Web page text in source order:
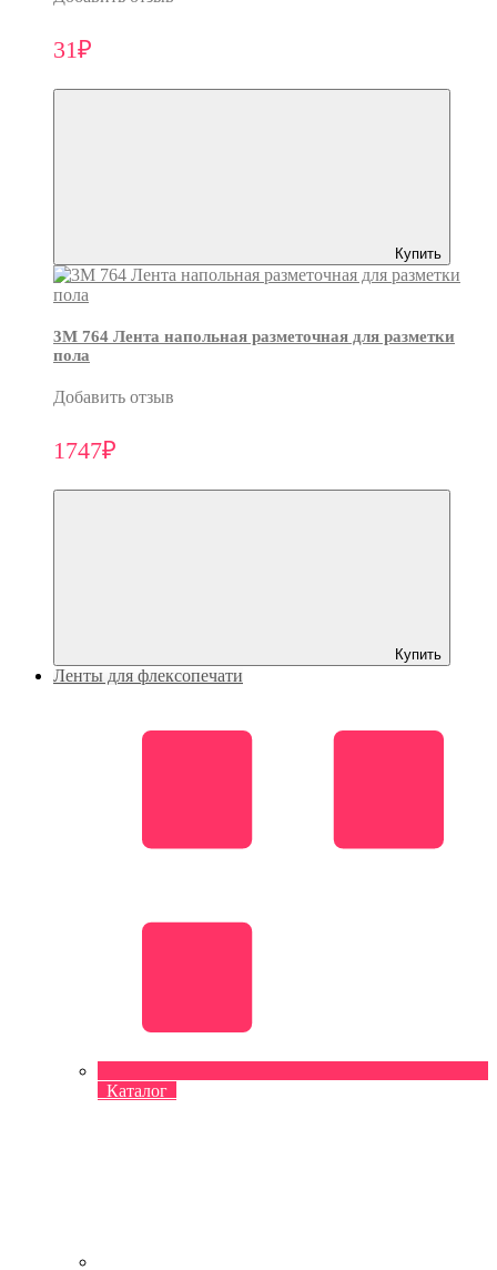
31₽
Купить
3M 764 Лента напольная разметочная для разметки
пола
Добавить отзыв
1747₽
Купить
Ленты для флексопечати
Каталог